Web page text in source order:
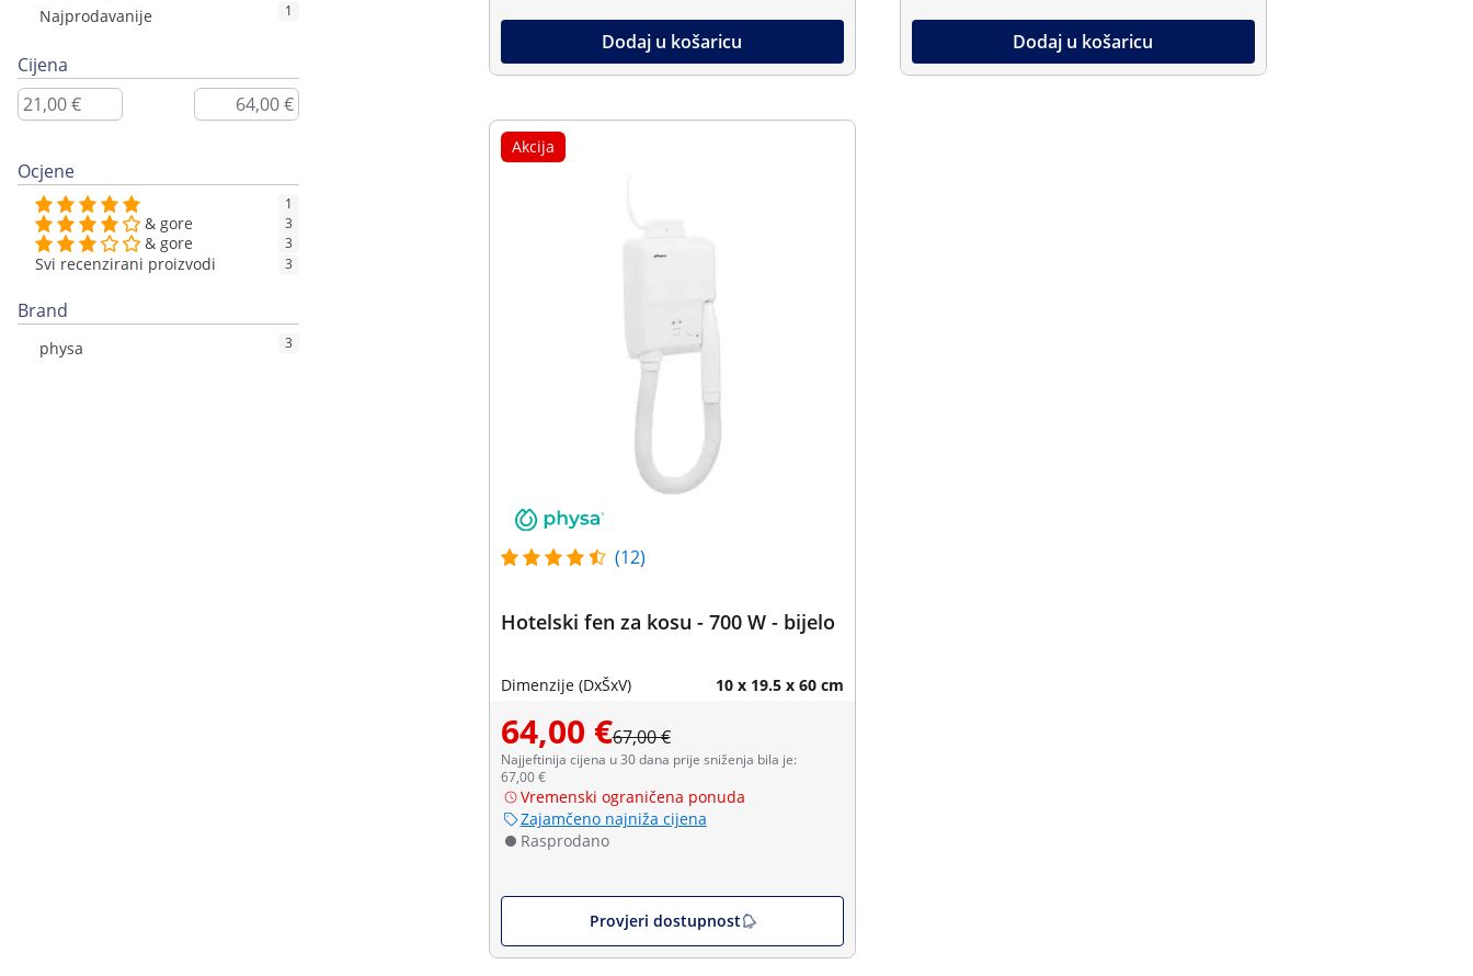
Najprodavanije 1
Cijena
Ocjene
1
& gore 3
& gore 3
Svi recenzirani proizvodi 3
Brand
physa 3
Dodaj u košaricu Dodaj u košaricu
Akcija
(12)
Hotelski fen za kosu - 700 W - bijelo
Dimenzije (DxŠxV) 10 x 19.5 x 60 cm
64,00 €67,00 €
Najjeftinija cijena u 30 dana prije sniženja bila je:
67,00 €
Vremenski ograničena ponuda
Zajamčeno najniža cijena
Rasprodano
Provjeri dostupnost